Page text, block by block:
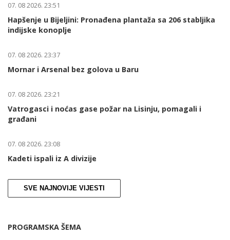
07. 08 2026. 23:51
Hapšenje u Bijeljini: Pronađena plantaža sa 206 stabljika
indijske konoplje
07. 08 2026. 23:37
Mornar i Arsenal bez golova u Baru
07. 08 2026. 23:21
Vatrogasci i noćas gase požar na Lisinju, pomagali i
građani
07. 08 2026. 23:08
Kadeti ispali iz A divizije
SVE NAJNOVIJE VIJESTI
PROGRAMSKA ŠEMA